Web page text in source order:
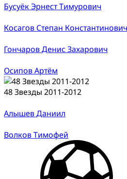
Бусуёк Эрнест Тимурович
Косагов Степан Константинович
Гончаров Денис Захарович
Осипов Артём
48 Звезды 2011-2012
Алышев Даниил
Волков Тимофей